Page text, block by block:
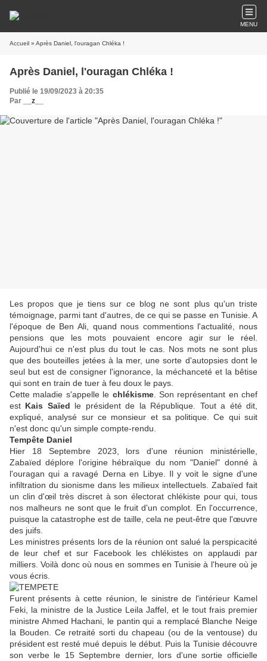
MENU
Accueil » Après Daniel, l'ouragan Chléka !
Après Daniel, l'ouragan Chléka !
Publié le 19/09/2023 à 20:35
Par
__z__
Les propos que je tiens sur ce blog ne sont plus qu'un triste
témoignage, parmi tant d'autres, de ce qui se passe en Tunisie. A
l'époque de Ben Ali, quand nous commentions l'actualité, nous
pensions que les mots pouvaient encore agir sur le réel.
Aujourd'hui ce n'est plus du tout le cas. Nos mots ne sont plus
que des bouteilles jetées à la mer, une sorte d'autopsies dont le
seul but est de consigner l'ignorance, la méchanceté et la bêtise
qui sont en train de tuer à feu doux le pays.
Cette maladie s'appelle le chlékisme. Son représentant en chef
est Kais Saïed le président de la République. Tout a été dit,
expliqué, analysé sur ce monsieur et sa politique. Ce qui suit
n'est donc qu'un simple compte-rendu.
Tempête Daniel
Hier 18 Septembre 2023, lors d'une réunion ministérielle,
Zabaïed déplore l'origine hébraïque du nom "Daniel" donné à
l'ouragan qui a ravagé Derna en Libye. Il y voit le signe d'une
infiltration du sionisme dans les milieux intellectuels. Zabaïed fait
un clin d'œil très discret à son électorat chlékiste pour qui, tous
nos malheurs ne sont que le fruit d'un complot. En l'occurrence,
puisque la catastrophe est de taille, cela ne peut-être que l'œuvre
des juifs.
Les ministres présents lors de la réunion ont salué la perspicacité
de leur chef et sur Facebook les chlékistes on applaudi par
milliers. Voilà donc où nous en sommes en Tunisie à l'heure où je
vous écris.
Furent présents à cette réunion, le sinistre de l'intérieur Kamel
Feki, la ministre de la Justice Leila Jaffel, et le tout frais premier
ministre Ahmed Hachani, le pantin qui a remplacé Blanche Neige
la Bouden. Ce retraité sorti du chapeau (ou de la ventouse) du
président est resté mué depuis le début. Puis la Tunisie découvre
son verbe le 15 Septembre dernier, lors d'une sortie officielle